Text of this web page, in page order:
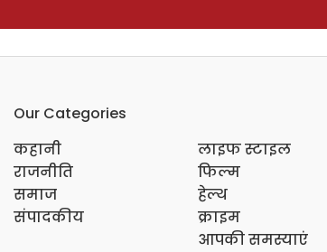
Our Categories
कहानी
राजनीति
समाज
संपादकीय
लाइफ स्टाइल
फिल्म
हेल्थ
क्राइम
आपकी समस्याएं